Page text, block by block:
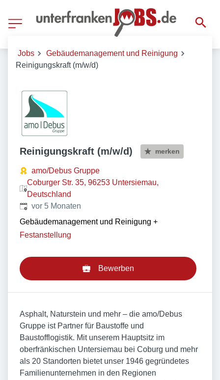
Jobs
Gebäudemanagement und Reinigung
Reinigungskraft (m/w/d)
Reinigungskraft (m/w/d) merken
amo/Debus Gruppe
Coburger Str. 35, 96253 Untersiemau,
Deutschland
Veröffentlicht:
vor 5 Monaten
Gebäudemanagement und Reinigung +
Festanstellung
Bewerben
Asphalt, Naturstein und mehr – die amo/Debus
Gruppe ist Partner für Baustoffe und
Baustofflogistik. Mit unserem Hauptsitz im
oberfränkischen Untersiemau bei Coburg und mehr
als 20 Standorten bietet unser 1946 gegründetes
Familienunternehmen in den Regionen